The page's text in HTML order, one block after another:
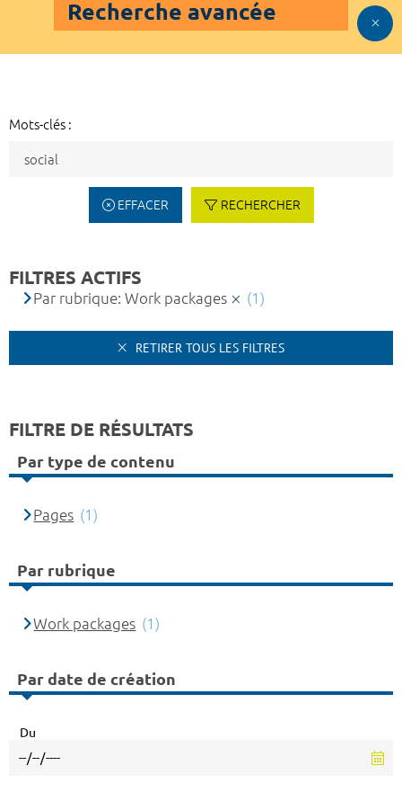
Recherche avancée
Mots-clés :
EFFACER RECHERCHER
FILTRES ACTIFS
Par rubrique: Work packages (1)
RETIRER TOUS LES FILTRES
FILTRE DE RÉSULTATS
Par type de contenu
Pages (1)
Par rubrique
Work packages (1)
Par date de création
Du